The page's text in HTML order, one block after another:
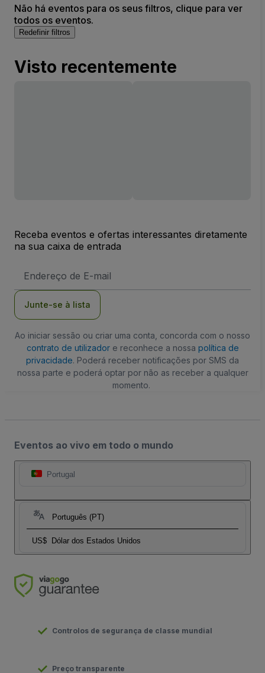
Não há eventos para os seus filtros, clique para ver
todos os eventos.
Redefinir filtros
Visto recentemente
Receba eventos e ofertas interessantes diretamente
na sua caixa de entrada
de
Junte-se à lista
Ao iniciar sessão ou criar uma conta, concorda com o nosso
contrato de utilizadore reconhece a nossa política de
privacidade. Poderá receber notificações por SMS da
nossa parte e poderá optar por não as receber a qualquer
momento.
Eventos ao vivo em todo o mundo
Portugal
Português (PT)
US$ Dólar dos Estados Unidos
Controlos de segurança de classe mundial
Preço transparente